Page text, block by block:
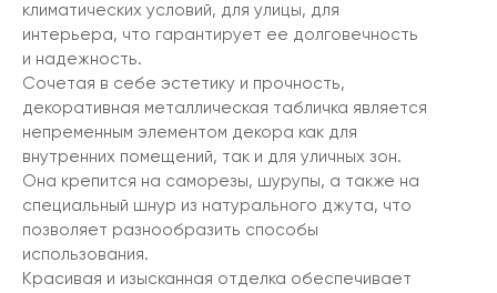
климатических условий, для улицы, для
интерьера, что гарантирует ее долговечность
и надежность.
Сочетая в себе эстетику и прочность,
декоративная металлическая табличка является
непременным элементом декора как для
внутренних помещений, так и для уличных зон.
Она крепится на саморезы, шурупы, а также на
специальный шнур из натурального джута, что
позволяет разнообразить способы
использования.
Красивая и изысканная отделка обеспечивает